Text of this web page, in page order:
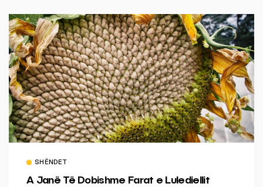
SHËNDET
A Janë Të Dobishme Farat e Lulediellit